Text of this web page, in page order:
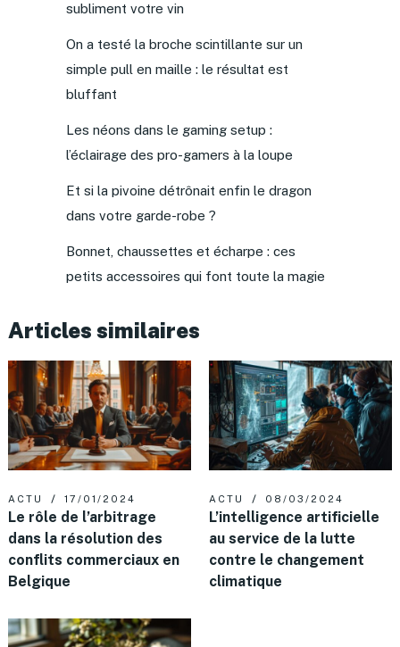
subliment votre vin
On a testé la broche scintillante sur un
simple pull en maille : le résultat est
bluffant
Les néons dans le gaming setup :
l’éclairage des pro-gamers à la loupe
Et si la pivoine détrônait enfin le dragon
dans votre garde-robe ?
Bonnet, chaussettes et écharpe : ces
petits accessoires qui font toute la magie
Articles similaires
ACTU 17/01/2024
Le rôle de l’arbitrage
dans la résolution des
conflits commerciaux en
Belgique
ACTU 08/03/2024
L’intelligence artificielle
au service de la lutte
contre le changement
climatique